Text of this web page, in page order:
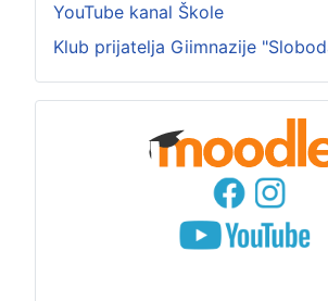
YouTube kanal Škole
Klub prijatelja Giimnazije